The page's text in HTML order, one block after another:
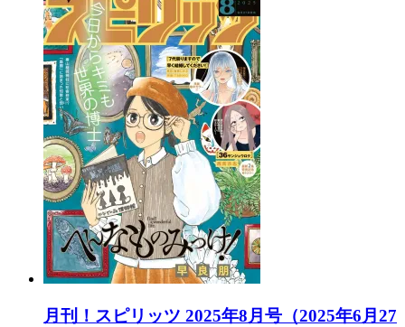
月刊！スピリッツ 2025年8月号（2025年6月27